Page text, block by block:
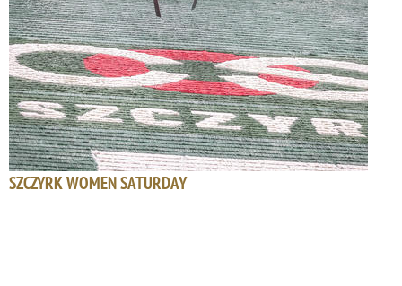
SZCZYRK WOMEN SATURDAY